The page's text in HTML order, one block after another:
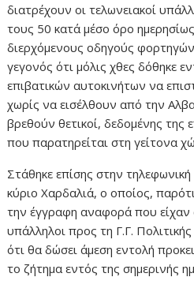
διατρέχουν οι τελωνειακοί
τους 50 κατά μέσο όρο
διερχόμενους οδηγούς
γεγονός ότι μόλις χθες δόθηκε
επιβατικών αυτοκινήτων να
χωρίς να εισέλθουν από την
βρεθούν θετικοί, δεδομένης της
που παρατηρείται στη γείτονα
Στάθηκε επίσης στην
κύριο Χαρδαλιά, ο οποίος,
την έγγραφη αναφορά που είχαν
υπάλληλοι προς τη Γ.Γ.
ότι θα δώσει άμεση εντολή
το ζήτημα εντός της σημερινής